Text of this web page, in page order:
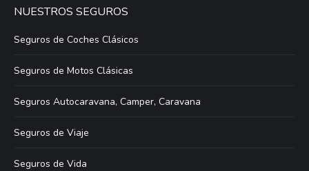
NUESTROS SEGUROS
Seguros de Coches Clásicos
Seguros de Motos Clásicas
Seguros Autocaravana, Camper, Caravana
Seguros de Viaje
Seguros de Vida